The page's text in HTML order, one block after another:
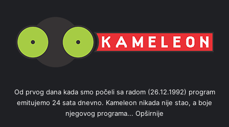
Od prvog dana kada smo počeli sa radom (26.12.1992) program
emitujemo 24 sata dnevno. Kameleon nikada nije stao, a boje
njegovog programa... Opširnije